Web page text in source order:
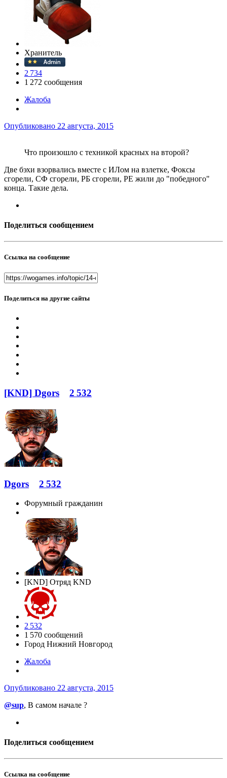
Хранитель
2 734
1 272 сообщения
Жалоба
Опубликовано 22 августа, 2015
Что произошло с техникой красных на второй?
Две бэхи взорвались вместе с ИЛом на взлетке, Фоксы
сгорели, СФ сгорели, РБ сгорели, РЕ жили до "победного"
конца. Такие дела.
Поделиться сообщением
Ссылка на сообщение
Поделиться на другие сайты
[KND] Dgors 2 532
Dgors 2 532
Форумный гражданин
[KND] Отряд KND
2 532
1 570 сообщений
Город Нижний Новгород
Жалоба
Опубликовано 22 августа, 2015
@sup, В самом начале ?
Поделиться сообщением
Ссылка на сообщение